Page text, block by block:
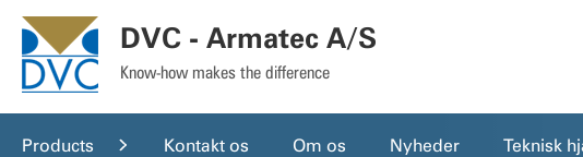
DVC - Armatec A/S
Know-how makes the difference
Products Kontakt os Om os Nyheder Teknisk